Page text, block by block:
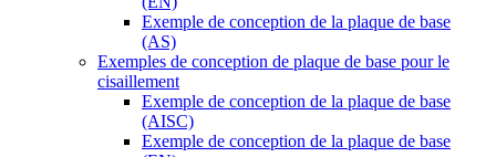
Exemple de conception de la plaque de base
(AS)
Exemples de conception de plaque de base pour le
cisaillement
Exemple de conception de la plaque de base
(AISC)
Exemple de conception de la plaque de base